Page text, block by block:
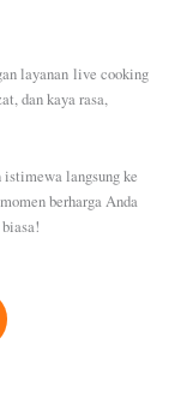
layanan live cooking
dan kaya rasa,
istimewa langsung ke
berharga Anda